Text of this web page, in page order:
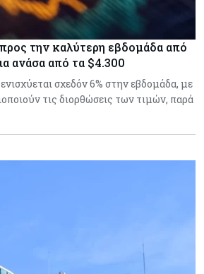
την καλύτερη εβδομάδα από
ανάσα από τα $4.300
σχεδόν 6% στην εβδομάδα, με
τις διορθώσεις των τιμών, παρά